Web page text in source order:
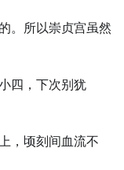
。所以崇贞宫虽然
四，下次别犹
，顷刻间血流不